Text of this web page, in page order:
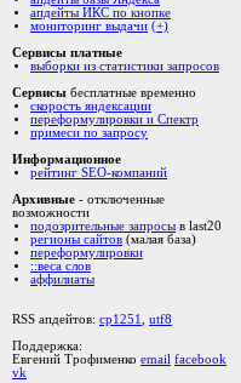
апдейты ИКС по кнопке
мониторинг выдачи (+)
Сервисы платные
выборки из статистики запросов
Сервисы бесплатные временно
скорость яндексации
переформулировки и Спектр
примеси по запросу
Информационное
рейтинг SEO-компаний
Архивные - отключенные
возможности
подозрительные запросы в last20
регионы сайтов (малая база)
переформулировки
::веса слов
аффилиаты
RSS апдейтов: cp1251
utf8
Поддержка:
Евгений Трофименко email facebook
vk